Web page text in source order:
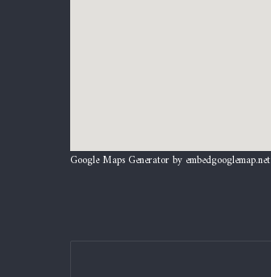
Google Maps Generator by embedgooglemap.net